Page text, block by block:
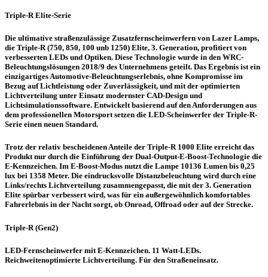
Triple-R Elite-Serie
Die ultimative straßenzulässige Zusatzfernscheinwerfern von Lazer Lamps,
die Triple-R (750, 850, 100 unb 1250) Elite, 3. Generation, profitiert von
verbesserten LEDs und Optiken. Diese Technologie wurde in den WRC-
Beleuchtungslösungen 2018/9 des Unternehmens geteilt. Das Ergebnis ist ein
einzigartiges Automotive-Beleuchtungserlebnis, ohne Kompromisse im
Bezug auf Lichtleistung oder Zuverlässigkeit, und mit der optimierten
Lichtverteilung unter Einsatz modernster CAD-Design und
Lichtsimulationssoftware. Entwickelt basierend auf den Anforderungen aus
dem professionellen Motorsport setzen die LED-Scheinwerfer der Triple-R-
Serie einen neuen Standard.
Trotz der relativ bescheidenen Anteile der Triple-R 1000 Elite erreicht das
Produkt nur durch die Einführung der Dual-Output-E-Boost-Technologie die
E-Kennzeichen. Im E-Boost-Modus nutzt die Lampe 10136 Lumen bis 0,25
lux bei 1358 Meter. Die eindrucksvolle Distanzbeleuchtung wird durch eine
Links/rechts Lichtverteilung zusammengepasst, die mit der 3. Generation
Elite spürbar verbessert wird, was für ein außergewöhnlich komfortables
Fahrerlebnis in der Nacht sorgt, ob Onroad, Offroad oder auf der Strecke.
Triple-R (Gen2)
LED-Fernscheinwerfer mit E-Kennzeichen. 11 Watt-LEDs.
Reichweitenoptimierte Lichtverteilung. Für den Straßeneinsatz.